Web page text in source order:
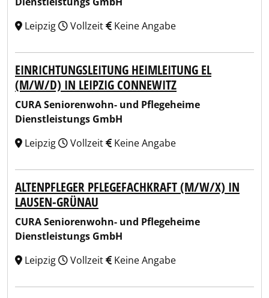
Leipzig
Vollzeit Keine Angabe
EINRICHTUNGSLEITUNG HEIMLEITUNG EL
(M/W/D) IN LEIPZIG CONNEWITZ
CURA Seniorenwohn- und Pflegeheime
Dienstleistungs GmbH
Leipzig
Vollzeit Keine Angabe
ALTENPFLEGER PFLEGEFACHKRAFT (M/W/X) IN
LAUSEN-GRÜNAU
CURA Seniorenwohn- und Pflegeheime
Dienstleistungs GmbH
Leipzig
Vollzeit Keine Angabe